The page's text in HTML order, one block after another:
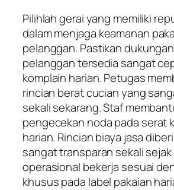
Pilihlah gerai yang memiliki
dalam menjaga keamanan
pelanggan. Pastikan
pelanggan tersedia sangat
komplain harian. Petugas
rincian berat cucian yang
sekali sekarang. Staf
pengecekan noda pada serat
harian. Rincian biaya jasa
sangat transparan sekali sejak
operasional bekerja sesuai
khusus pada label pakaian